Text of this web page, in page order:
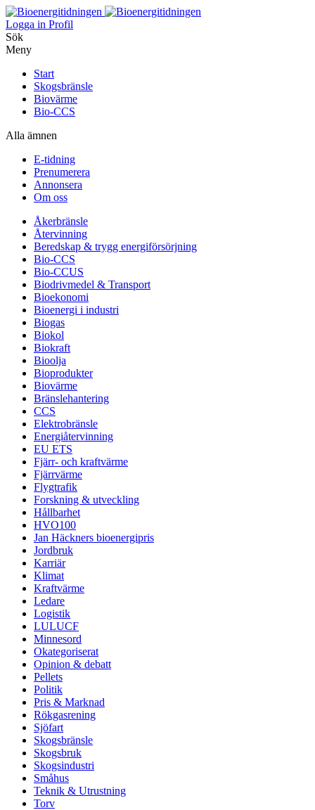
Logga in Profil
Sök
Meny
Start
Skogsbränsle
Biovärme
Bio-CCS
Alla ämnen
E-tidning
Prenumerera
Annonsera
Om oss
Åkerbränsle
Återvinning
Beredskap & trygg energiförsörjning
Bio-CCS
Bio-CCUS
Biodrivmedel & Transport
Bioekonomi
Bioenergi i industri
Biogas
Biokol
Biokraft
Bioolja
Bioprodukter
Biovärme
Bränslehantering
CCS
Elektrobränsle
Energiåtervinning
EU ETS
Fjärr- och kraftvärme
Fjärrvärme
Flygtrafik
Forskning & utveckling
Hållbarhet
HVO100
Jan Häckners bioenergipris
Jordbruk
Karriär
Klimat
Kraftvärme
Ledare
Logistik
LULUCF
Minnesord
Okategoriserat
Opinion & debatt
Pellets
Politik
Pris & Marknad
Rökgasrening
Sjöfart
Skogsbränsle
Skogsbruk
Skogsindustri
Småhus
Teknik & Utrustning
Torv